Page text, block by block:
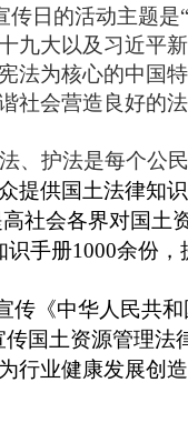
传日的活动主题
九大以及习近平
法为核心的中国
谐社会营造良
、护法是每个公
提供国土法律知
社会各界对国
手册1000余份
传《中华人民共
传国土资源管理
行业健康发展创